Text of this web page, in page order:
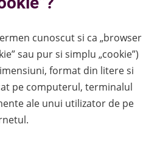
cunoscut si ca „browser
sau pur si simplu „cookie”)
format din litere si
pe computerul, terminalul
ale unui utilizator de pe